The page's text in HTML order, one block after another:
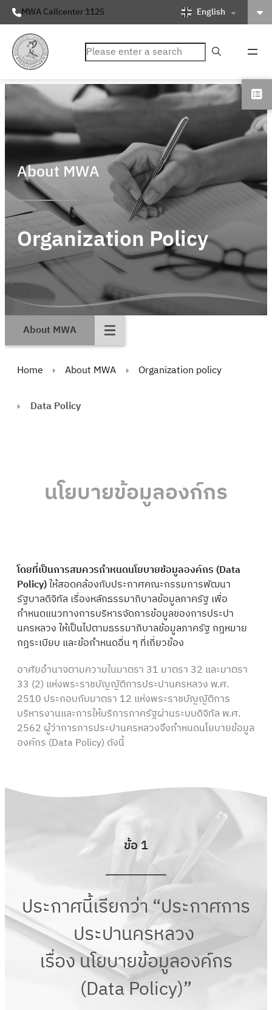
MWA Callcenter 1125 English
ค้นหา
About MWA
Organization Policy
About MWA
Home About MWA Organization policy
Data Policy
นโยบายข้อมูลองก์กร
โดยที่เป็นการสมควรกำหนดนโยบายข้อมูลองค์กร (Data
Policy)ให้สอดคล้องกับประกาศคณะกรรมการพัฒนา
รัฐบาลดิจิทัล เรื่องหลักธรรมาภิบาลข้อมูลภาครัฐ เพื่อ
กำหนดแนวทางการบริหารจัดการข้อมูลของการประปา
นครหลวง ให้เป็นไปตามธรรมาภิบาลข้อมูลภาครัฐ กฎหมาย
กฎระเบียบ และข้อกำหนดอื่น ๆ ที่เกี่ยวข้อง
อาศัยอำนาจตามความในมาตรา 31 มาตรา 32 และมาตรา
33 (2) แห่งพระราชบัญญัติการประปานครหลวง พ.ศ.
2510 ประกอบกับมาตรา 12 แห่งพระราชบัญญัติการ
บริหารงานและการให้บริการภาครัฐผ่านระบบดิจิทัล พ.ศ.
2562 ผู้ว่าการการประปานครหลวงจึงกำหนดนโยบายข้อมูล
องค์กร (Data Policy) ดังนี้
ข้อ 1
ประกาศนี้เรียกว่า “ประกาศการ
ประปานครหลวง
เรื่อง นโยบายข้อมูลองค์กร
(Data Policy)”